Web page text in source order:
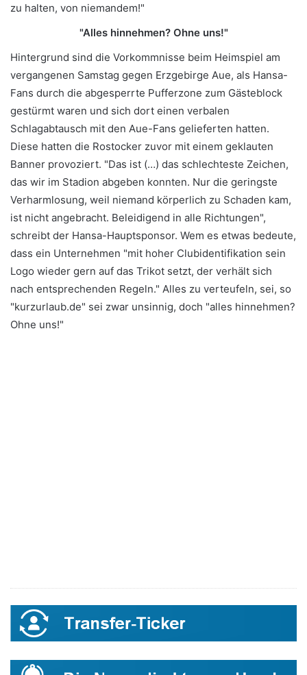
zu halten, von niemandem!"
"Alles hinnehmen? Ohne uns!"
Hintergrund sind die Vorkommnisse beim Heimspiel am
vergangenen Samstag gegen Erzgebirge Aue, als Hansa-
Fans durch die abgesperrte Pufferzone zum Gästeblock
gestürmt waren und sich dort einen verbalen
Schlagabtausch mit den Aue-Fans gelieferten hatten.
Diese hatten die Rostocker zuvor mit einem geklauten
Banner provoziert. "Das ist (…) das schlechteste Zeichen,
das wir im Stadion abgeben konnten. Nur die geringste
Verharmlosung, weil niemand körperlich zu Schaden kam,
ist nicht angebracht. Beleidigend in alle Richtungen",
schreibt der Hansa-Hauptsponsor. Wem es etwas bedeute,
dass ein Unternehmen "mit hoher Clubidentifikation sein
Logo wieder gern auf das Trikot setzt, der verhält sich
nach entsprechenden Regeln." Alles zu verteufeln, sei, so
"kurzurlaub.de" sei zwar unsinnig, doch "alles hinnehmen?
Ohne uns!"